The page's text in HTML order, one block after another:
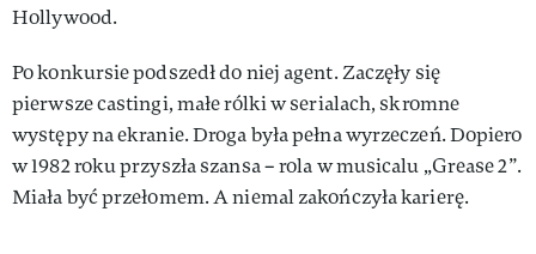
Hollywood.
Po konkursie podszedł do niej agent. Zaczęły się
pierwsze castingi, małe rólki w serialach, skromne
występy na ekranie. Droga była pełna wyrzeczeń. Dopiero
w 1982 roku przyszła szansa – rola w musicalu „Grease 2”.
Miała być przełomem. A niemal zakończyła karierę.